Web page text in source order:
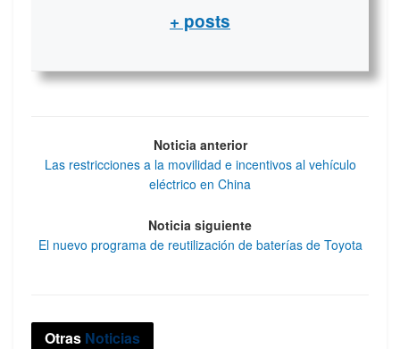
+ posts
Noticia anterior
Las restricciones a la movilidad e incentivos al vehículo
eléctrico en China
Noticia siguiente
El nuevo programa de reutilización de baterías de Toyota
Otras Noticias